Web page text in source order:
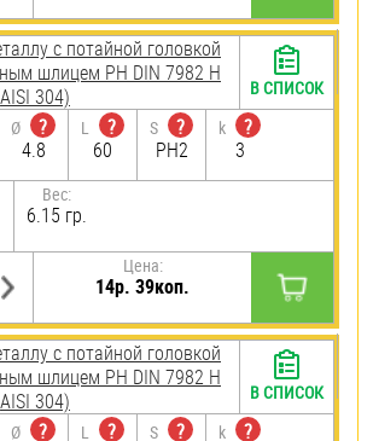
с потайной головкой
шлицем PH DIN 7982 H
304)
Ø
?
4.8
L
?
60
S
?
PH2
k
?
3
Вес:
6.15 гр.
Цена:
14р. 39коп.
В СПИСОК
с потайной головкой
шлицем PH DIN 7982 H
304)
Ø
?
L
?
S
?
k
?
В СПИСОК